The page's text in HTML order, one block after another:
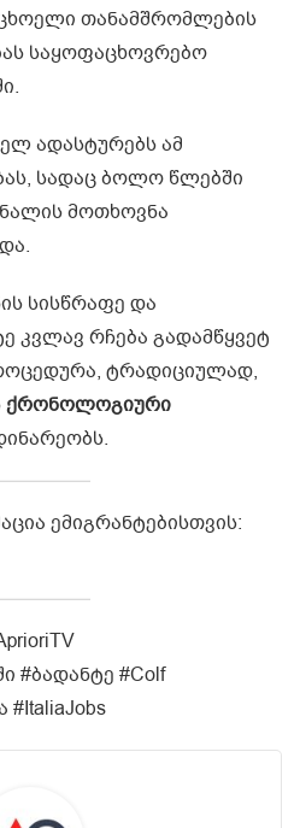
თანამშრომლების
საყოფაცხოვრებო
ადასტურებს ამ
სადაც ბოლო წლებში
მოთხოვნა
სისწრაფე და
კვლავ რჩება გადამწყვეტ
ტრადიციულად,
ქრონოლოგიური
ემიგრანტებისთვის:
#ბადანტე #Colf